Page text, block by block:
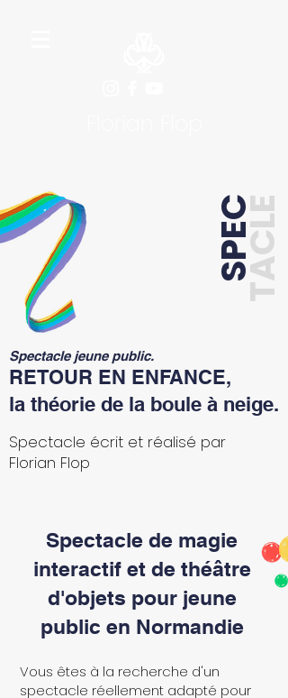
SPEC
TACLE
Spectacle jeune public.
RETOUR EN ENFANCE,
la théorie de la boule à neige.
Spectacle écrit et réalisé par
Florian Flop
Spectacle de magie
interactif et de théâtre
d'objets pour jeune
public en Normandie
Vous êtes à la recherche d'un
spectacle réellement adapté pour